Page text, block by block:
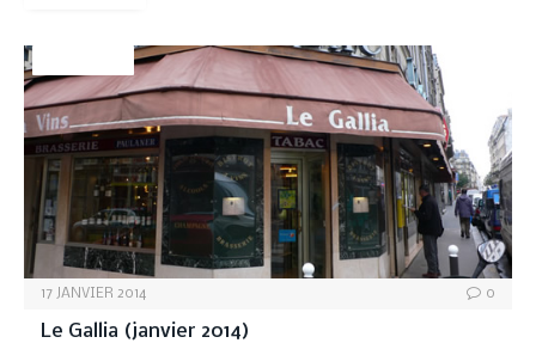
17 JANVIER 2014 0
Le Gallia (janvier 2014)